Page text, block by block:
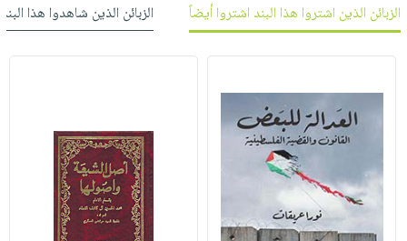
اكسسوارات
ملابس
مطرزات
حقائب
حلي
عناية
بالذات
الاشتراكات
iKitab
متقدم
الشركة
سياسة
حسابك
لائحة
الزبائن الذين اشتروا هذا البند اشتروا أيضاً الزبائن الذين شاهدوا هذا